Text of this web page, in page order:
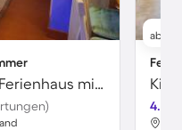
Kinderfreundliches tolles Ferienhaus mit Garten | Naturblick | Hunde erlaubt
ab
4.3